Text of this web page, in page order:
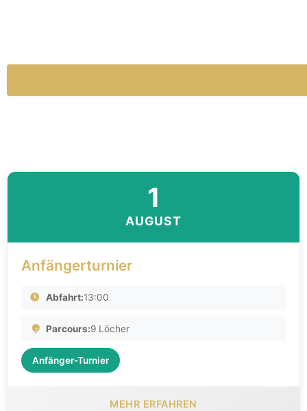
1
AUGUST
Anfängerturnier
Abfahrt:13:00
Parcours:9 Löcher
Anfänger-Turnier
MEHR ERFAHREN